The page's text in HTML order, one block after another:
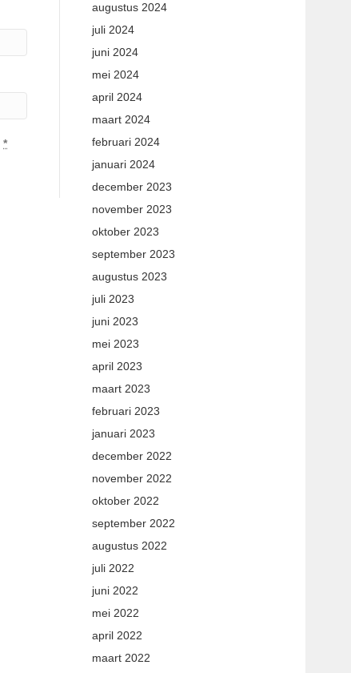
*
augustus 2024
juli 2024
juni 2024
mei 2024
april 2024
maart 2024
februari 2024
januari 2024
december 2023
november 2023
oktober 2023
september 2023
augustus 2023
juli 2023
juni 2023
mei 2023
april 2023
maart 2023
februari 2023
januari 2023
december 2022
november 2022
oktober 2022
september 2022
augustus 2022
juli 2022
juni 2022
mei 2022
april 2022
maart 2022